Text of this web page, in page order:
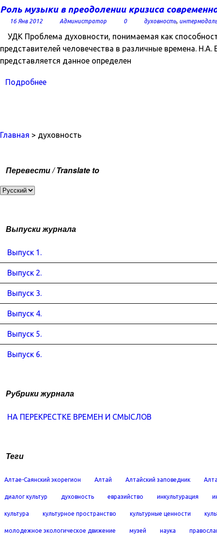
Роль музыки в преодолении кризиса
16 Янв 2012 Администратор 0 духовность,
УДК Проблема духовности, понимаемая как
представителей человечества в различные времена.
представляется данное определен
Подробнее
Главная > духовность
Перевести / Translate to
Выпуски журнала
Выпуск 1.
Выпуск 2.
Выпуск 3.
Выпуск 4.
Выпуск 5.
Выпуск 6.
Рубрики журнала
НА ПЕРЕКРЕСТКЕ ВРЕМЕН И СМЫСЛОВ
Теги
Алтае-Саянский экорегион Алтай Алтайский заповедник
диалог культур духовность евразийство инкультурация
культура культурное пространство культурные ценности
молодежное экологическое движение музей наука